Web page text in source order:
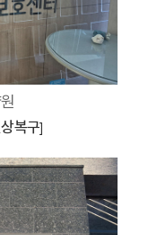
복구]